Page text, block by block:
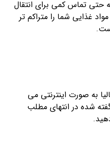
حتی تماس کمی برای انتقال
غذایی شما را متراکم تر
به صورت اینترنتی می
شده در انتهای مطلب